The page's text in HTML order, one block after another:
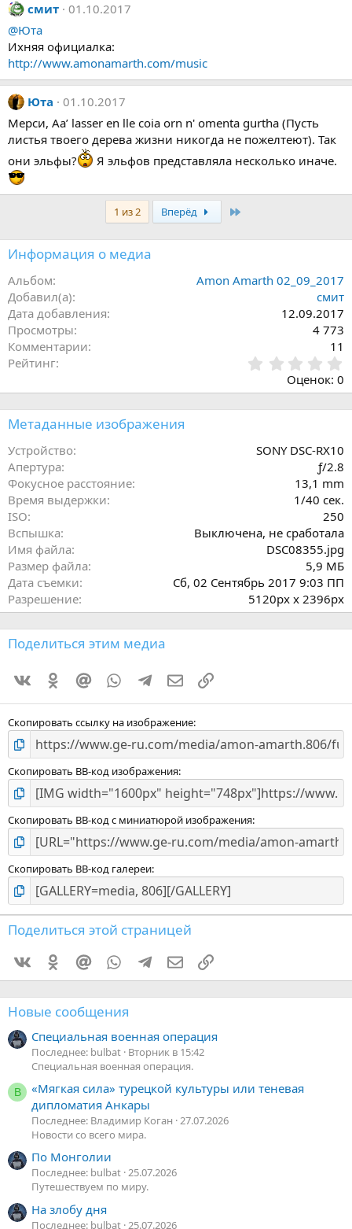
смит 01.10.2017
@Юта
Ихняя официалка:
http://www.amonamarth.com/music
Юта
01.10.2017
Мерси, Aa’ lasser en lle coia orn n' omenta gurtha (Пусть
листья твоего дерева жизни никогда не пожелтеют). Так
они эльфы?
Я эльфов представляла несколько иначе.
1 из 2 Вперёд
Информация о медиа
Альбом
Amon Amarth 02_09_2017
Добавил(а)
смит
Дата добавления
12.09.2017
Просмотры
4 773
Комментарии
11
Рейтинг
0
0
Оценок: 0
Метаданные изображения
Устройство
SONY DSC-RX10
Апертура
ƒ/2.8
Фокусное расстояние
13,1 mm
Время выдержки
1/40 сек.
ISO
250
Вспышка
Выключена, не сработала
Имя файла
DSC08355.jpg
Размер файла
5,9 МБ
Дата съемки
Сб, 02 Сентябрь 2017 9:03 ПП
Разрешение
5120px x 2396px
Поделиться этим медиа
VkontakteOdnoklassniki
Mail.ruWhatsAppTelegramЭлектронная почта
Ссылка
Скопировать ссылку на изображение
Скопировать BB-код изображения
Скопировать BB-код с миниатюрой изображения
Скопировать BB-код галереи
Поделиться этой страницей
VkontakteOdnoklassniki
Mail.ruWhatsAppTelegramЭлектронная почта
Ссылка
Новые сообщения
Специальная военная операция
Последнее: bulbat Вторник в 15:42
Специальная военная операция.
В
«Мягкая сила» турецкой культуры или теневая
дипломатия Анкары
Последнее: Владимир Коган 27.07.2026
Новости со всего мира.
По Монголии
Последнее: bulbat 25.07.2026
Путешествуем по миру.
На злобу дня
Последнее: bulbat 25.07.2026